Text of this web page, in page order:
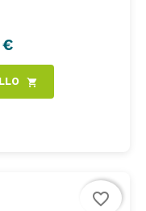
€
shopping_cart
favorite_border